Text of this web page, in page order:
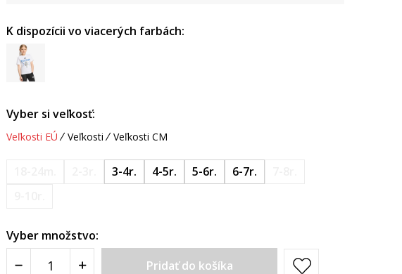
K dispozícii vo viacerých farbách:
Vyber si veľkosť:
Veľkosti EÚ Veľkosti Veľkosti CM
3-4r. 4-5r. 5-6r. 6-7r.
Vyber množstvo:
Pridať do košíka